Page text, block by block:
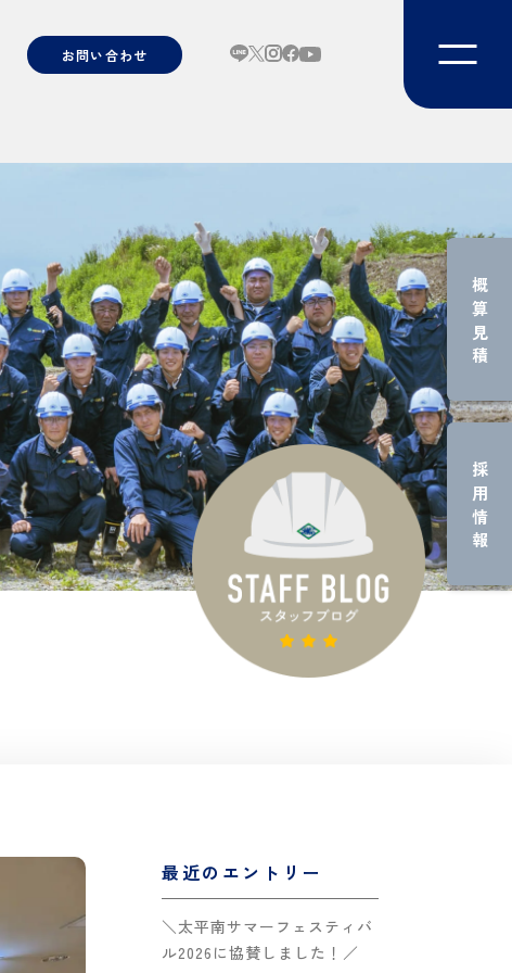
お問い合わせ
概算見積
採用情報
最近のエントリー
＼太平南サマーフェスティバ
ル2026に協賛しました！／